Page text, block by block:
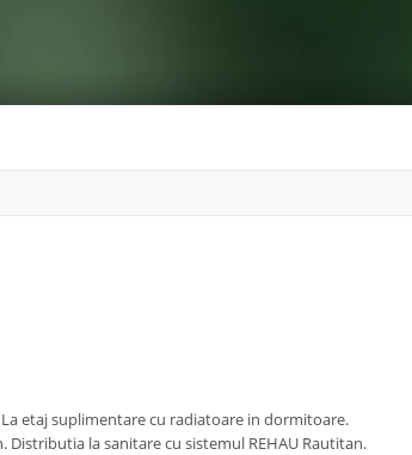
etaj suplimentare cu radiatoare in dormitoare.
la sanitare cu sistemul REHAU Rautitan.